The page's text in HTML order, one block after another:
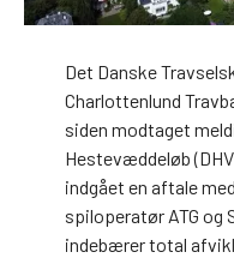
Det Danske
Charlottenlund
siden modtaget
Hestevæddeløb
indgået en aftale
spiloperatør ATG og
indebærer total